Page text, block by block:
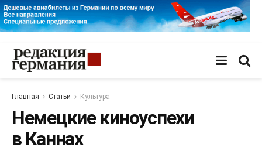
Главная Статьи Культура
Немецкие киноуспехи
в Каннах